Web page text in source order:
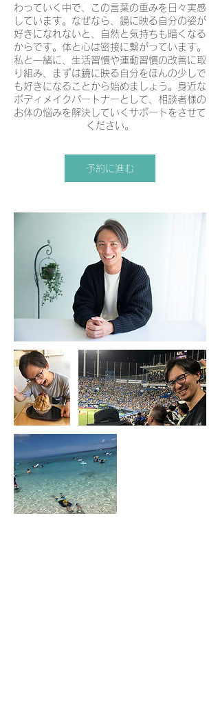
わっていく中で、この言葉の重みを日々実感
しています。なぜなら、鏡に映る自分の姿が
好きになれないと、自然と気持ちも暗くなる
からです。体と心は密接に繋がっています。
私と一緒に、生活習慣や運動習慣の改善に取
り組み、まずは鏡に映る自分をほんの少しで
も好きになることから始めましょう。身近な
ボディメイクパートナーとして、相談者様の
お体の悩みを解決していくサポートをさせて
ください。
予約に進む